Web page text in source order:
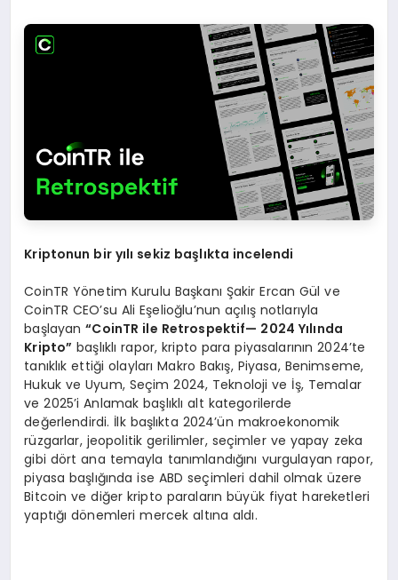
Kriptonun bir yılı sekiz başlıkta incelendi
CoinTR Yönetim Kurulu Başkanı Şakir Ercan Gül ve
CoinTR CEO’su Ali Eşelioğlu’nun açılış notlarıyla
başlayan“CoinTR ile Retrospektif— 2024 Yılında
Kripto” başlıklı rapor, kripto para piyasalarının 2024’te
tanıklık ettiği olayları Makro Bakış, Piyasa, Benimseme,
Hukuk ve Uyum, Seçim 2024, Teknoloji ve İş, Temalar
ve 2025’i Anlamak başlıklı alt kategorilerde
değerlendirdi. İlk başlıkta 2024’ün makroekonomik
rüzgarlar, jeopolitik gerilimler, seçimler ve yapay zeka
gibi dört ana temayla tanımlandığını vurgulayan rapor,
piyasa başlığında ise ABD seçimleri dahil olmak üzere
Bitcoin ve diğer kripto paraların büyük fiyat hareketleri
yaptığı dönemleri mercek altına aldı.